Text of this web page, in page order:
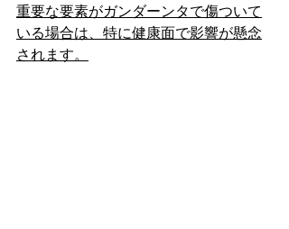
重要な要素がガンダーンタで傷ついて
いる場合は、特に健康面で影響が懸念
されます。